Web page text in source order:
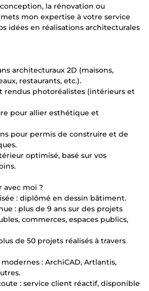
la rénovation ou
mon expertise à votre service
idées en réalisations architecturales
architecturaux 2D (maisons,
restaurants, etc.).
rendus photoréalistes (intérieurs et
pour allier esthétique et
pour permis de construire et de
optimisé, basé sur vos
avec moi ?
: diplômé en dessin bâtiment.
: plus de 9 ans sur des projets
commerces, espaces publics,
de 50 projets réalisés à travers
modernes : ArchiCAD, Artlantis,
: service client réactif, disponible